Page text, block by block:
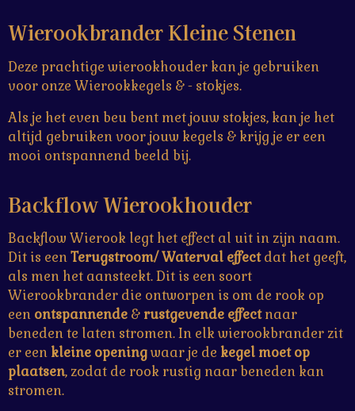
n
:
0
t
e
r
e
e
r
e
r
r
e
n
e
r
r
e
n
e
r
r
e
n
e
r
r
e
n
e
Wierookbrander Kleine Stenen
Deze prachtige wierookhouder kan je gebruiken
voor onze Wierookkegels & - stokjes.
Als je het even beu bent met jouw stokjes, kan je het
altijd gebruiken voor jouw kegels & krijg je er een
mooi ontspannend beeld bij.
Backflow Wierookhouder
Backflow Wierook legt het effect al uit in zijn naam.
Dit is eenTerugstroom/ Waterval effectdat het geeft,
als men het aansteekt. Dit is een soort
Wierookbrander die ontworpen is om de rook op
een ontspannende & rustgevende effectnaar
beneden te laten stromen. In elk wierookbrander zit
er een kleine openingwaar je de kegel moet op
plaatsen, zodat de rook rustig naar beneden kan
stromen.